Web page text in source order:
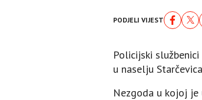
PODJELI VIJEST
Policijski
u naselju
Nezgoda u kojoj je